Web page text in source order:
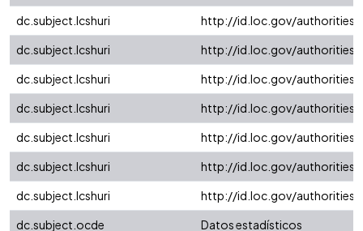
dc.subject.lcshuri
http://id.loc.gov/authorities/
dc.subject.lcshuri
http://id.loc.gov/authorities/
dc.subject.lcshuri
http://id.loc.gov/authorities/
dc.subject.lcshuri
http://id.loc.gov/authorities/
dc.subject.lcshuri
http://id.loc.gov/authorities/
dc.subject.lcshuri
http://id.loc.gov/authorities/
dc.subject.lcshuri
http://id.loc.gov/authorities/
dc.subject.ocde
Datos estadísticos